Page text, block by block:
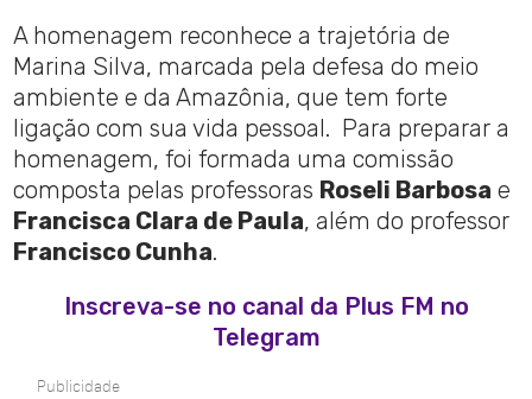
A homenagem reconhece a trajetória de
Marina Silva, marcada pela defesa do meio
ambiente e da Amazônia, que tem forte
ligação com sua vida pessoal. Para preparar a
homenagem, foi formada uma comissão
composta pelas professoras Roseli Barbosa e
Francisca Clara de Paula, além do professor
Francisco Cunha.
Inscreva-se no canal da Plus FM no
Telegram
Publicidade